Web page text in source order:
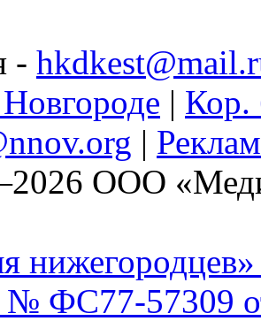
-
| Кор.
|
ООО
нижегородцев»
ФС77-57309